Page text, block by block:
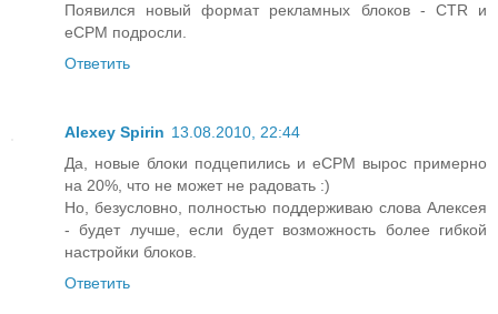
Появился новый формат рекламных блоков - CTR и
eCPM подросли.
Ответить
Alexey Spirin 13.08.2010, 22:44
Да, новые блоки подцепились и eCPM вырос примерно
на 20%, что не может не радовать :)
Но, безусловно, полностью поддерживаю слова Алексея
- будет лучше, если будет возможность более гибкой
настройки блоков.
Ответить